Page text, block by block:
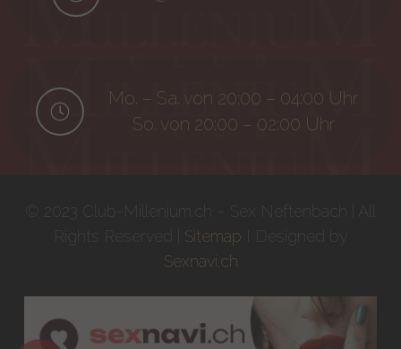
Mo. – Sa. von 20:00 – 04:00 Uhr
So. von 20:00 – 02:00 Uhr
Sitemap
Sexnavi.ch